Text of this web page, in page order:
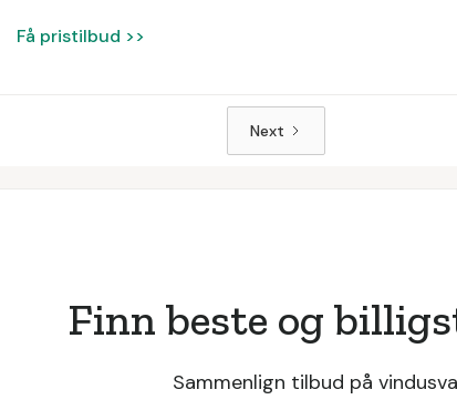
Få pristilbud >>
Next
Finn beste og
Sammenlign tilbud på